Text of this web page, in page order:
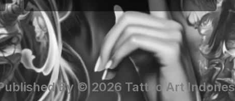
By © 2026 Tattoo Art